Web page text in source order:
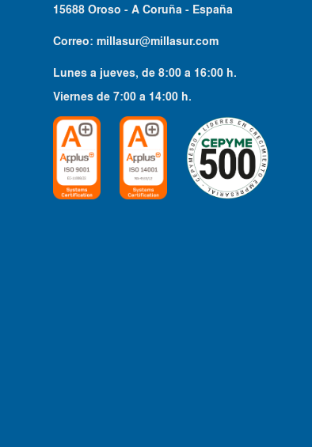
15688 Oroso - A Coruña - España
Correo:millasur@millasur.com
Lunes a jueves, de8:00 a 16:00 h.
Viernes de7:00 a 14:00 h.